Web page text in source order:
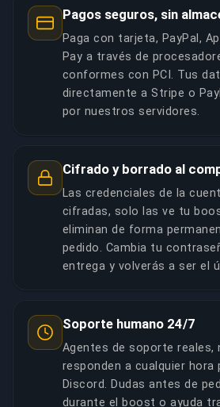
Pagos seguros, sin
Paga con tarjeta, PayPal,
Pay a través de
conformes con PCI. Tus
directamente a Stripe o
por nuestros servidores.
Cifrado y borrado al
Las credenciales de la
cifradas, solo las ve tu
eliminan de forma
pedido. Cambia tu
entrega y volverás a ser el
Soporte humano 24/7
Agentes de soporte reales,
responden a cualquier hora
Discord. Dudas antes de
durante el boost o ayuda